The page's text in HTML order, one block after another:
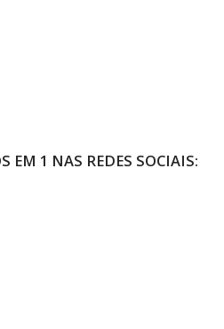
EM 1 NAS REDES SOCIAIS: